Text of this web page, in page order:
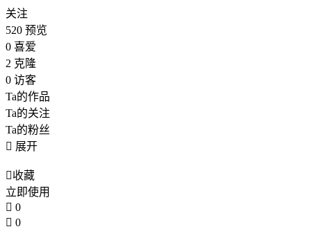
关注
520 预览
0 喜爱
2 克隆
0 访客
Ta的作品
Ta的关注
Ta的粉丝
 展开
收藏
立即使用
 0
 0